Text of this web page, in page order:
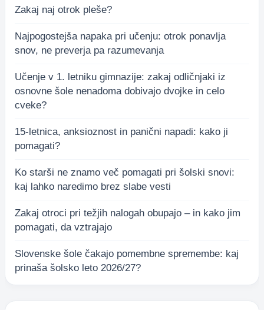
Zakaj naj otrok pleše?
Najpogostejša napaka pri učenju: otrok ponavlja
snov, ne preverja pa razumevanja
Učenje v 1. letniku gimnazije: zakaj odličnjaki iz
osnovne šole nenadoma dobivajo dvojke in celo
cveke?
15-letnica, anksioznost in panični napadi: kako ji
pomagati?
Ko starši ne znamo več pomagati pri šolski snovi:
kaj lahko naredimo brez slabe vesti
Zakaj otroci pri težjih nalogah obupajo – in kako jim
pomagati, da vztrajajo
Slovenske šole čakajo pomembne spremembe: kaj
prinaša šolsko leto 2026/27?